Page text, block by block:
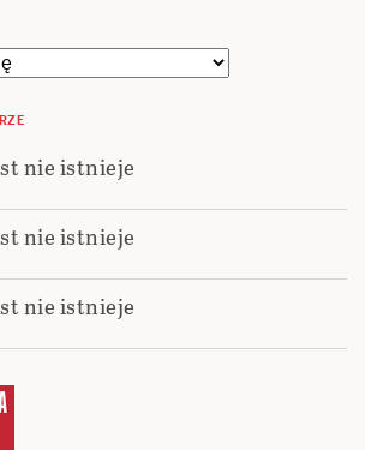
nie istnieje
nie istnieje
nie istnieje